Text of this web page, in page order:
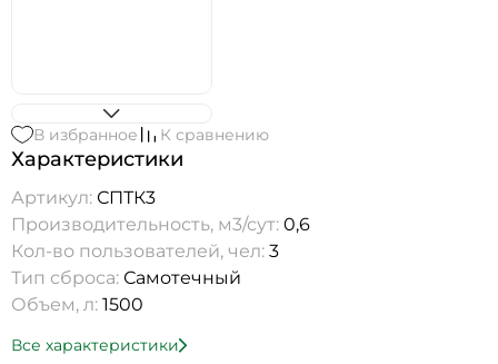
В избранное К сравнению
Характеристики
Артикул: СПТК3
Производительность, м3/сут: 0,6
Кол-во пользователей, чел: 3
Тип сброса: Самотечный
Объем, л: 1500
Все характеристики